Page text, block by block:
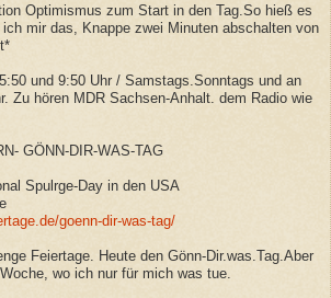
Optimismus zum Start in den Tag.So hieß es
mir das, Knappe zwei Minuten abschalten von
und 9:50 Uhr / Samstags.Sonntags und an
Zu hören MDR Sachsen-Anhalt. dem Radio wie
GÖNN-DIR-WAS-TAG
Spulrge-Day in den USA
goenn-dir-was-tag/
Feiertage. Heute den Gönn-Dir.was.Tag.Aber
wo ich nur für mich was tue.